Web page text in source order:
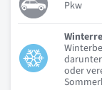
Pkw
oder